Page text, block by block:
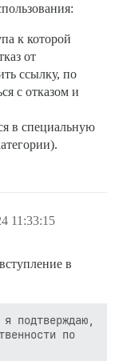
к которой
от
ссылку, по
с отказом и
в специальную
11:33:15
в
подтверждаю,
по